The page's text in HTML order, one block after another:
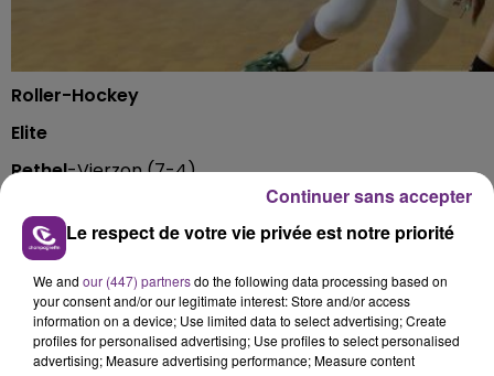
Roller-Hockey
Elite
Rethel-Vierzon (7-4)
Cinquième match et cinquième victoire pour les
Diables de Rethel qui ont dû batailler face aux
Prédateurs de Vierzon.
Le respect de votre vie privée est notre priorité
We and our (447) partnersdo the following data processing based on
your consent and/or our legitimate interest: Store and/or access
information on a device; Use limited data to select advertising; Create
profiles for personalised advertising; Use profiles to select personalised
advertising; Measure advertising performance; Measure content
Continuer sans accepter